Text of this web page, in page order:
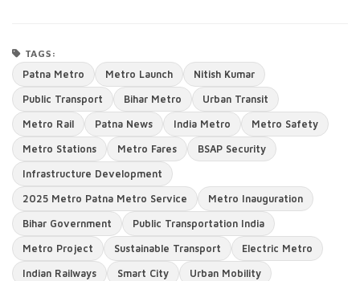
TAGS:
Patna Metro
Metro Launch Nitish Kumar
Public Transport Bihar Metro Urban Transit
Metro Rail Patna News India Metro Metro Safety
Metro Stations Metro Fares BSAP Security
Infrastructure Development
2025 Metro Patna Metro Service Metro Inauguration
Bihar Government Public Transportation India
Metro Project Sustainable Transport Electric Metro
Indian Railways Smart City Urban Mobility